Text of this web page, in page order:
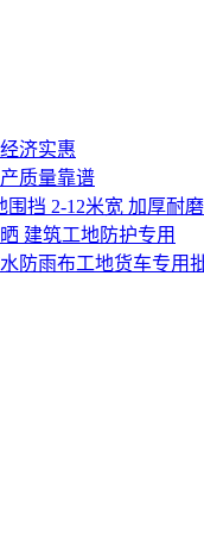
济实惠
质量靠谱
挡 2-12米宽 加厚耐磨
建筑工地防护专用
防雨布工地货车专用